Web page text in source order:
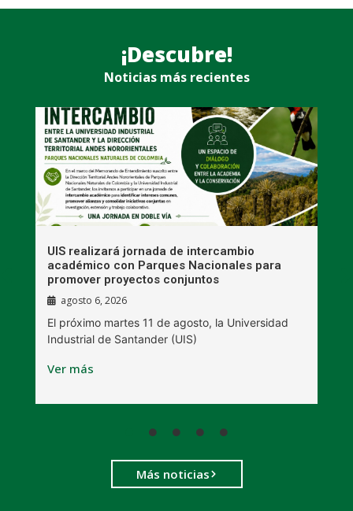
¡Descubre!
Noticias más recientes
UIS realizará jornada de intercambio
académico con Parques Nacionales para
promover proyectos conjuntos
agosto 6, 2026
El próximo martes 11 de agosto, la Universidad
Industrial de Santander (UIS)
Ver más
Más noticias